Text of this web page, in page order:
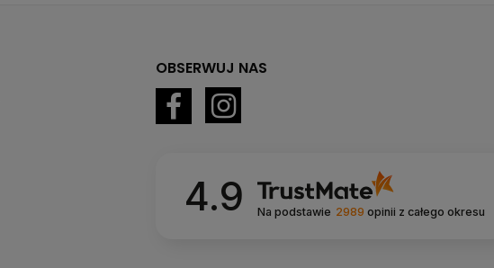
OBSERWUJ NAS
4.9 Na podstawie 2989 opinii z całego okresu